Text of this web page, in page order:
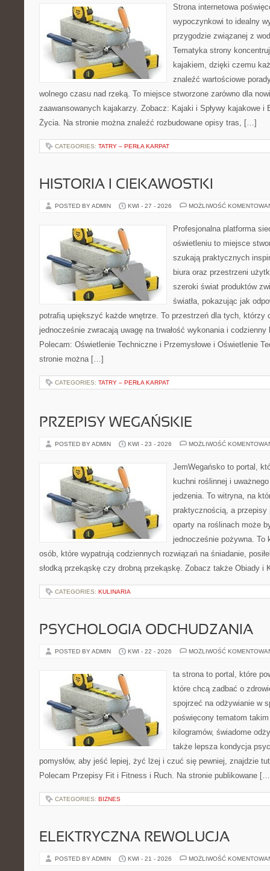
Strona internetowa
wypoczynkowi to idealny
przygodzie związanej z
Tematyka strony
kajakiem, dzięki czemu
znaleźć wartościowe
wolnego czasu nad rzeką. To miejsce stworzone zarówno dla
zaawansowanych kajakarzy. Zobacz: Kajaki i Spływy kajakowe i
Życia. Na stronie można znaleźć rozbudowane opisy tras, […]
CATEGORIES: TATRY – PERŁA KARPAT
HISTORIA I CIEKAWOSTKI
POSTED BY ADMIN KWI - 27 - 2026 MOŻLIWOŚĆ
Profesjonalna platforma
oświetleniu to miejsce
szukają praktycznych
biura oraz przestrzeni
szeroki świat produktów
światła, pokazując jak
potrafią upiększyć każde wnętrze. To przestrzeń dla tych, którzy
jednocześnie zwracają uwagę na trwałość wykonania i
Polecam: Oświetlenie Techniczne i Przemysłowe i Oświetlenie
stronie można […]
CATEGORIES: TATRY – PERŁA KARPAT
PRZEPISY WEGAŃSKIE
POSTED BY ADMIN KWI - 23 - 2026 MOŻLIWOŚĆ
JemWegańsko to portal,
kuchni roślinnej i
jedzenia. To witryna, na
praktycznością, a przepisy
oparty na roślinach może
jednocześnie pożywna. To
osób, które wypatrują codziennych rozwiązań na śniadanie,
słodką przekąskę czy drobną przekąskę. Zobacz także Obiady
CATEGORIES: KULINARIA
PSYCHOLOGIA ODCHUDZANIA
POSTED BY ADMIN KWI - 22 - 2026 MOŻLIWOŚĆ
ta strona to portal, które
które chcą zadbać o
spojrzeć na odżywianie w
poświęcony tematom
kilogramów, świadome
także lepsza kondycja
pomysłów, aby jeść lepiej, żyć lżej i czuć się pewniej, znajdzie
Polecam Przepisy Fit i Fitness i Ruch. Na stronie publikowane
CATEGORIES: BIZNES
ELEKTRYCZNA REWOLUCJA
POSTED BY ADMIN KWI - 21 - 2026 MOŻLIWOŚĆ